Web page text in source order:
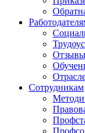
Отзывы
Сотрудникам